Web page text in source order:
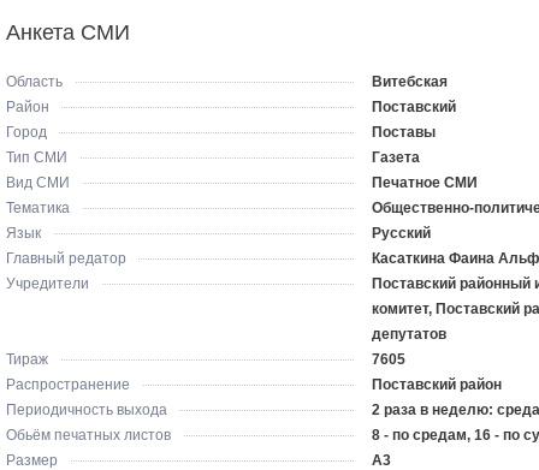
Анкета СМИ
Область
Витебская
Район
Поставский
Город
Поставы
Тип СМИ
Газета
Вид СМИ
Печатное СМИ
Тематика
Общественно-
Язык
Русский
Главный редатор
Касаткина Фаина
Учредители
Поставский районный
комитет, Поставский
депутатов
Тираж
7605
Распространение
Поставский район
Периодичность выхода
2 раза в неделю:
Обьём печатных листов
8 - по средам, 16 - по
Размер
А3